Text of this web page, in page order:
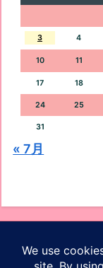
3 4
10 11
17 18
24 25
31
« 7月